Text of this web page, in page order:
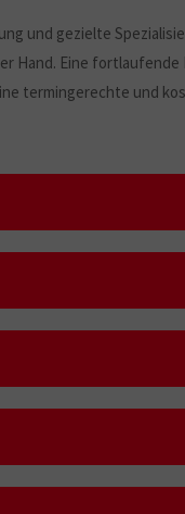
und gezielte
Hand. Eine
termingerechte und